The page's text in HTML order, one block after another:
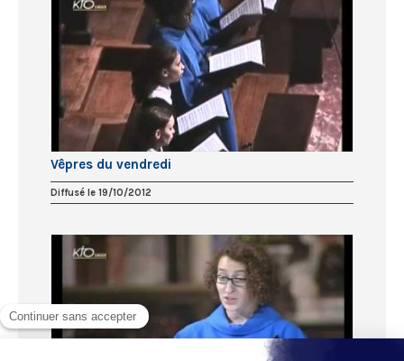
Vêpres du vendredi
Diffusé le 19/10/2012